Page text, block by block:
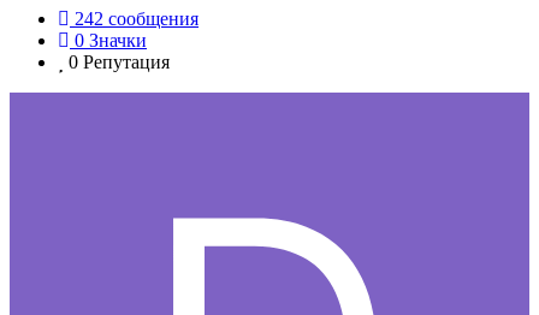
242 сообщения
0 Значки
0 Репутация